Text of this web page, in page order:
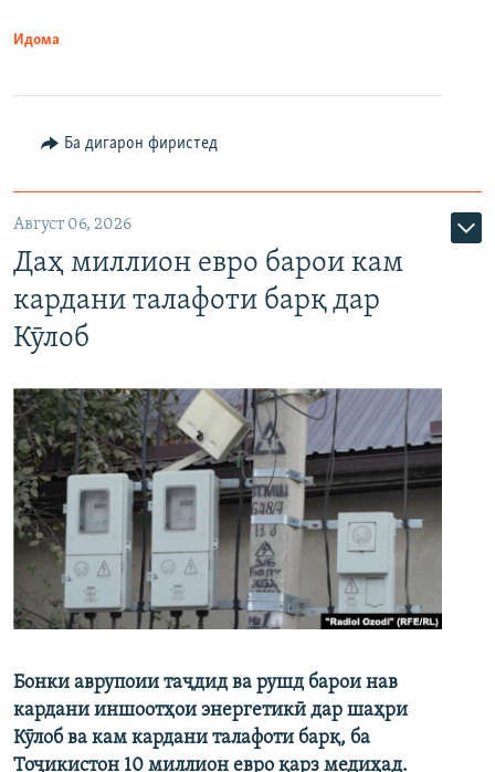
Идома
Ба дигарон фиристед
Август 06, 2026
Даҳ миллион евро барои кам
кардани талафоти барқ дар
Кӯлоб
Бонки аврупоии таҷдид ва рушд барои нав
кардани иншоотҳои энергетикӣ дар шаҳри
Кӯлоб ва кам кардани талафоти барқ, ба
Тоҷикистон 10 миллион евро қарз медиҳад.